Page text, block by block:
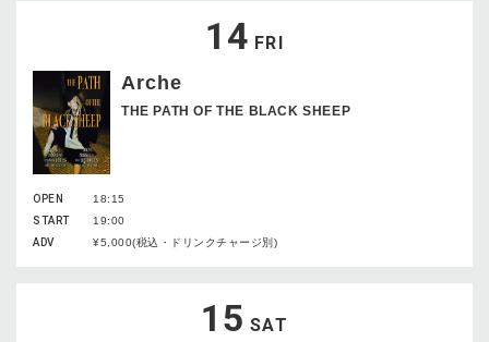
14 FRI
Arche
THE PATH OF THE BLACK SHEEP
OPEN
18:15
START
19:00
ADV
¥5,000(税込・ドリンクチャージ別)
15 SAT